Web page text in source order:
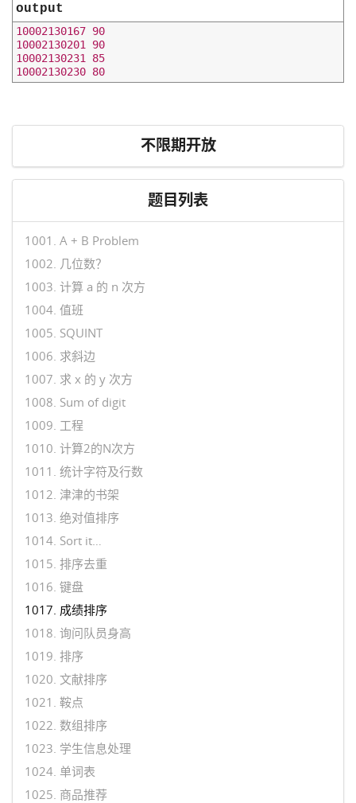
output
10002130167 90
10002130201 90
10002130231 85
10002130230 80
不限期开放
题目列表
1001. A + B Problem
1002. 几位数？
1003. 计算 a 的 n 次方
1004. 值班
1005. SQUINT
1006. 求斜边
1007. 求 x 的 y 次方
1008. Sum of digit
1009. 工程
1010. 计算2的N次方
1011. 统计字符及行数
1012. 津津的书架
1013. 绝对值排序
1014. Sort it…
1015. 排序去重
1016. 键盘
1017. 成绩排序
1018. 询问队员身高
1019. 排序
1020. 文献排序
1021. 鞍点
1022. 数组排序
1023. 学生信息处理
1024. 单词表
1025. 商品推荐